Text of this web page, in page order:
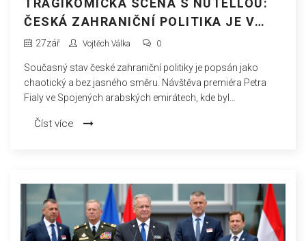
TRAGIKOMICKÁ SCÉNA S NUTELLOU:
ČESKÁ ZAHRANIČNÍ POLITIKA JE V
KAPSE
27zář Vojtěch Válka 0
Současný stav české zahraniční politiky je popsán jako
chaotický a bez jasného směru. Návštěva premiéra Petra
Fialy ve Spojených arabských emirátech, kde byl
nedostatky profesionality a koherence. Vláda selhává v
Číst více